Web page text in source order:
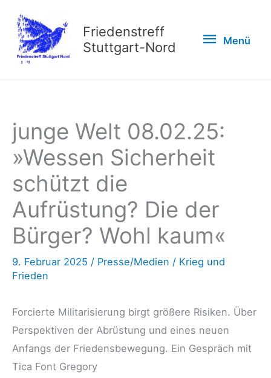
Inhalt
springen
Friedenstreff
Stuttgart-Nord
Menü
Menü
junge Welt 08.02.25:
»Wessen Sicherheit
schützt die
Aufrüstung? Die der
Bürger? Wohl kaum«
9. Februar 2025 / Presse/Medien / Krieg und
Frieden
Forcierte Militarisierung birgt größere Risiken. Über
Perspektiven der Abrüstung und eines neuen
Anfangs der Friedensbewegung. Ein Gespräch mit
Tica Font Gregory